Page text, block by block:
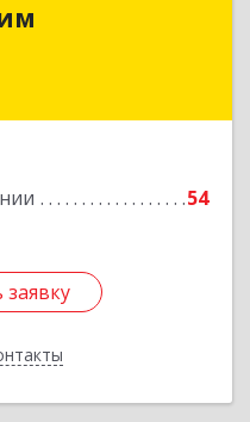
54
Вадим
Подробнее